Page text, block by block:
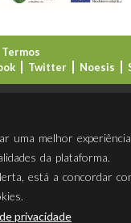
Termos
Twitter Noesis
uma melhor
da plataforma.
está a concordar
privacidade